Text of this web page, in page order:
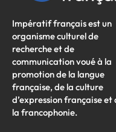
Impératif français est un
organisme culturel de
recherche et de
communication voué à la
promotion de la langue
française, de la culture
d’expression française et
la francophonie.